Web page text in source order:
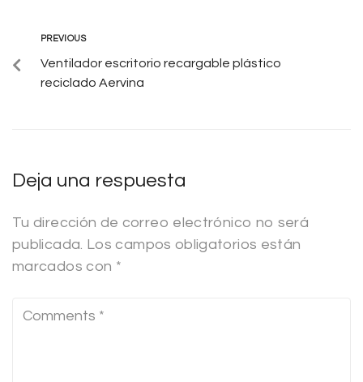
PREVIOUS
Ventilador escritorio recargable plástico
reciclado Aervina
Deja una respuesta
Tu dirección de correo electrónico no será
publicada. Los campos obligatorios están
marcados con *